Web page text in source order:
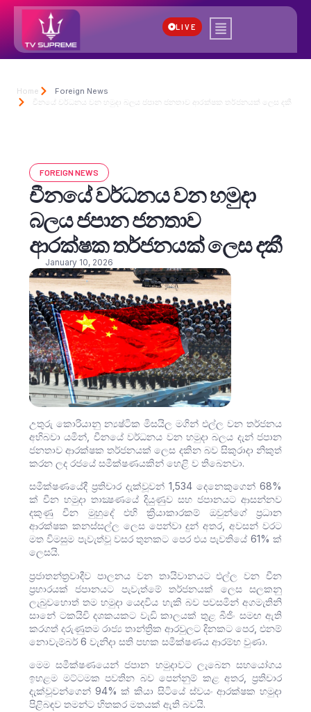
LIVE
Home
Foreign News
චීනයේ වර්ධනය වන හමුදා බලය ජපාන ජනතාව ආරක්ෂක තර්ජනයක් ලෙස දකී
FOREIGN NEWS
චීනයේ වර්ධනය වන හමුදා
බලය ජපාන ජනතාව
ආරක්ෂක තර්ජනයක් ලෙස දකී
January 10, 2026
උතුරු කොරියානු න්‍යෂ්ටික මිසයිල මගින් එල්ල වන තර්ජනය
අභිබවා යමින්, චීනයේ වර්ධනය වන හමුදා බලය දැන් ජපාන
ජනතාව ආරක්ෂක තර්ජනයක් ලෙස දකින බව සිකුරාදා නිකුත්
කරන ලද රජයේ සමීක්ෂණයකින් හෙළි ව තිබෙනවා.
සමීක්ෂණයේදී ප්‍රතිචාර දැක්වූවන් 1,534 දෙනෙකුගෙන් 68%
ක් චීන හමුදා තාක්‍ෂණයේ දියුණුව සහ ජපානයට ආසන්නව
දකුණු චීන මුහුදේ එහි ක්‍රියාකාරකම් ඔවුන්ගේ ප්‍රධාන
ආරක්ෂක කනස්සල්ල ලෙස පෙන්වා දුන් අතර, අවසන් වරට
මත විමසුම පැවැත්වූ වසර තුනකට පෙර එය පැවතියේ 61% ක්
ලෙසයි.
ප්‍රජාතන්ත්‍රවාදීව පාලනය වන තායිවානයට එල්ල වන චීන
ප්‍රහාරයක් ජපානයට පැවැත්මේ තර්ජනයක් ලෙස සලකනු
ලැබුවහොත් තම හමුදා යෙදවිය හැකි බව පවසමින් අගමැතිනි
සානේ ටකයිචි දශකයකට වැඩි කාලයක් තුළ බීජිං සමඟ ඇති
කරගත් දරුණුතම රාජ්‍ය තාන්ත්‍රික ආරවුලට දිනකට පෙර, එනම්
නොවැම්බර් 6 වැනිදා සති පහක සමීක්ෂණය ආරම්භ වුණා.
මෙම සමීක්ෂණයෙන් ජපාන හමුදාවට ලැබෙන සහයෝගය
ඉහළම මට්ටමක පවතින බව පෙන්නුම් කළ අතර, ප්‍රතිචාර
දැක්වූවන්ගෙන් 94% ක් කියා සිටියේ ස්වයං ආරක්ෂක හමුදා
පිළිබඳව තමන්ට හිතකර මතයක් ඇති බවයි.